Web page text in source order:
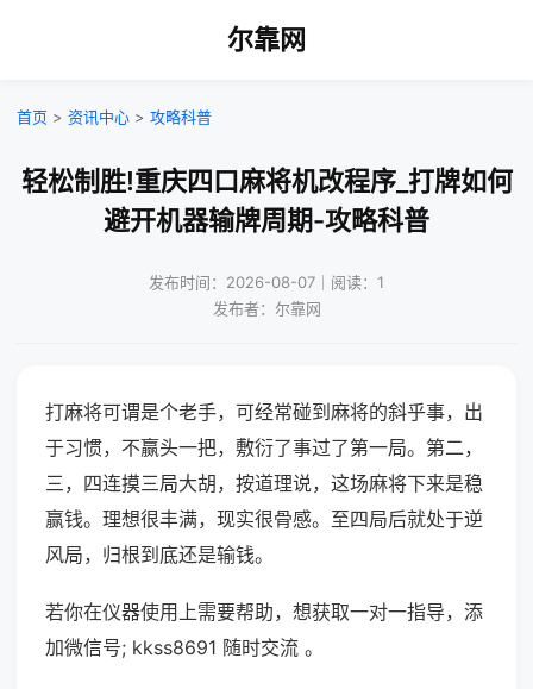
尔靠网
首页 > 资讯中心 > 攻略科普
轻松制胜!重庆四口麻将机改程序_打牌如何
避开机器输牌周期-攻略科普
发布时间：2026-08-07｜阅读：1
发布者：尔靠网
打麻将可谓是个老手，可经常碰到麻将的斜乎事，出
于习惯，不赢头一把，敷衍了事过了第一局。第二，
三，四连摸三局大胡，按道理说，这场麻将下来是稳
赢钱。理想很丰满，现实很骨感。至四局后就处于逆
风局，归根到底还是输钱。
若你在仪器使用上需要帮助，想获取一对一指导，添
加微信号; kkss8691 随时交流 。